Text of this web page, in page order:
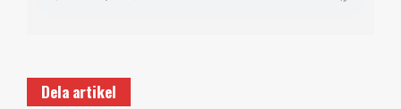
Dela artikel